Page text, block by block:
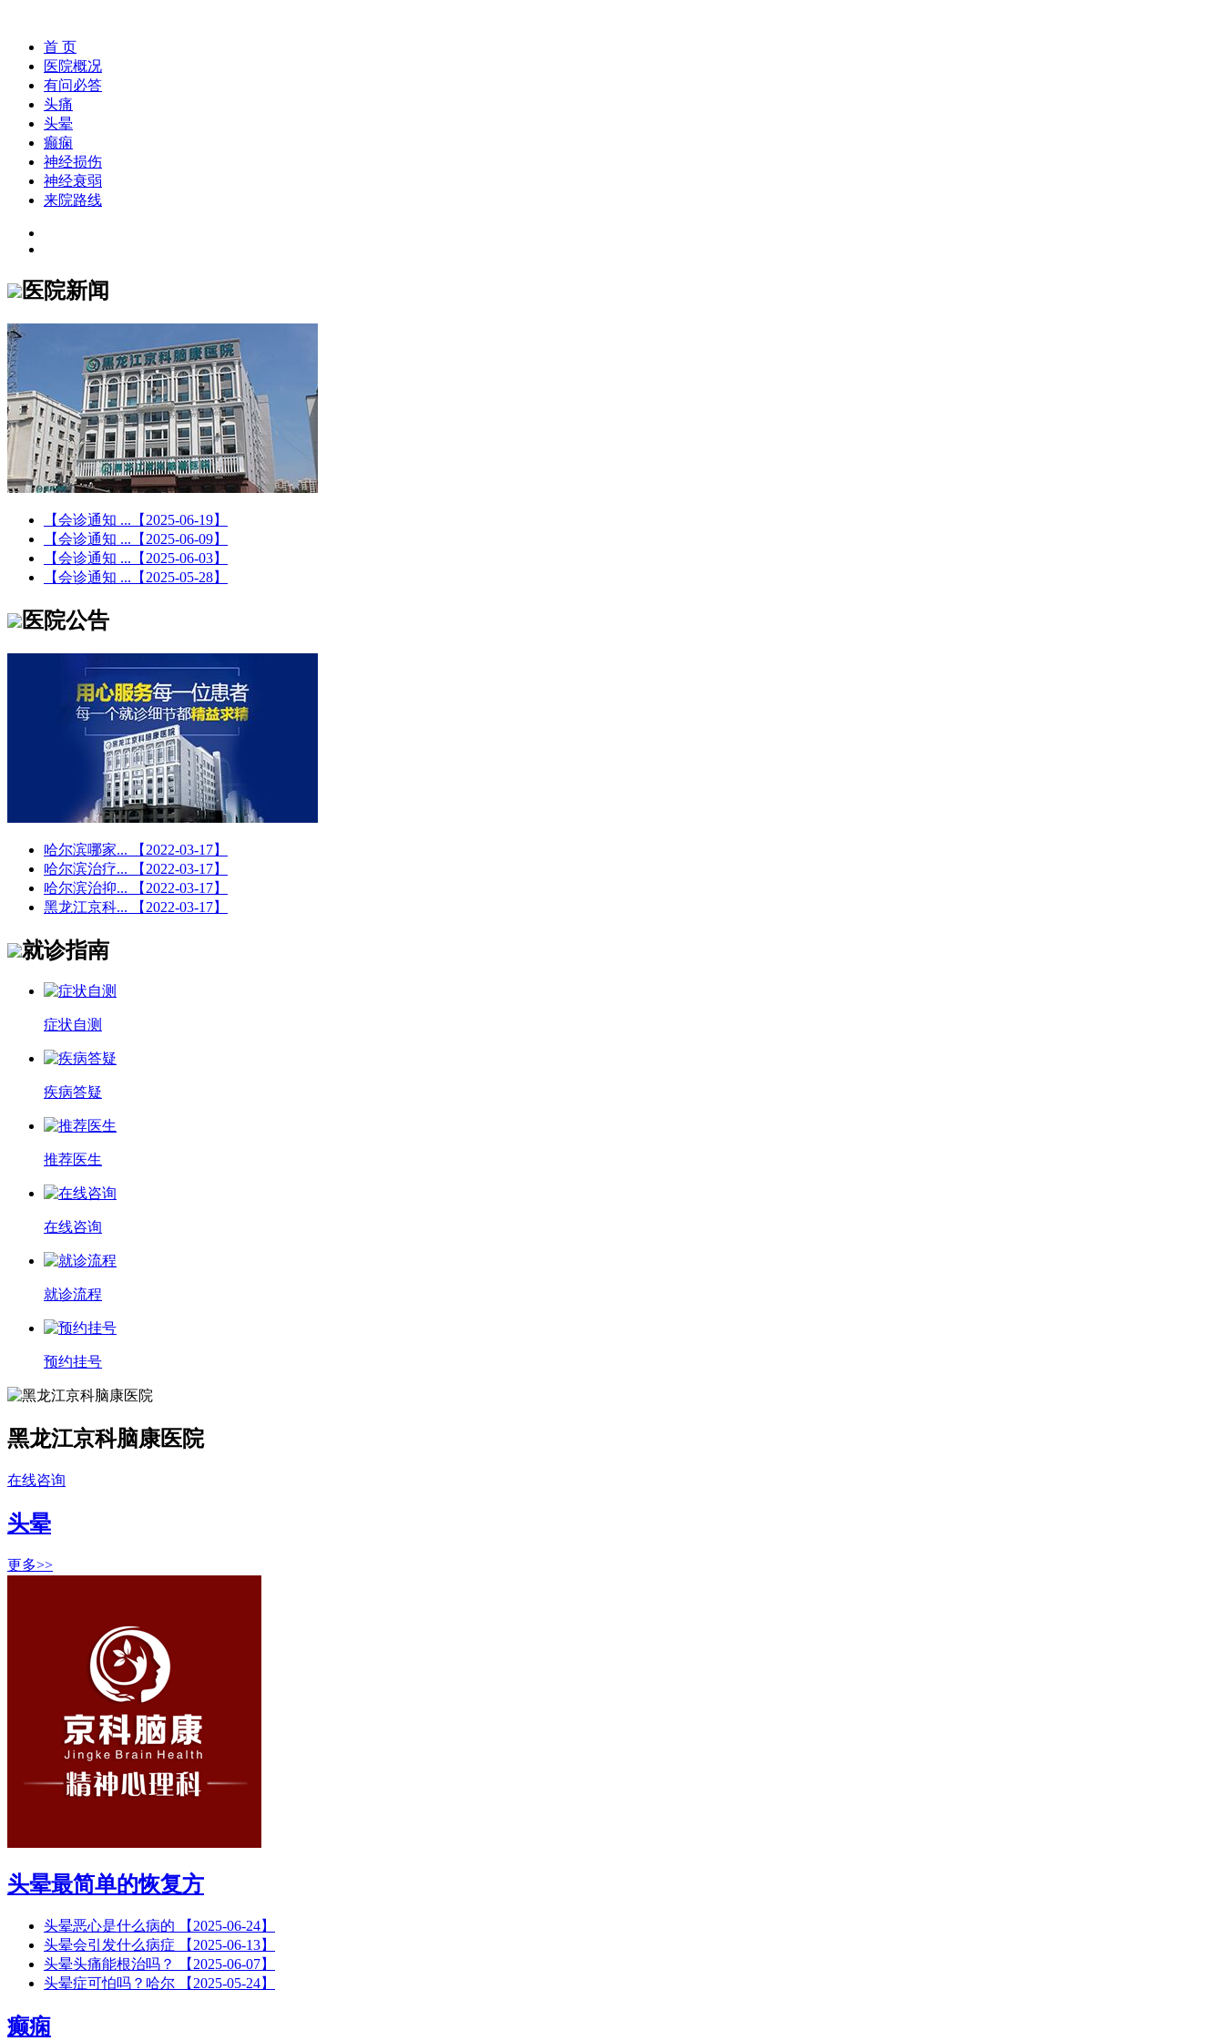
首 页
医院概况
有问必答
头痛
头晕
癫痫
神经损伤
神经衰弱
来院路线
医院新闻
【会诊通知 ... 【2025-06-19】
【会诊通知 ... 【2025-06-09】
【会诊通知 ... 【2025-06-03】
【会诊通知 ... 【2025-05-28】
医院公告
哈尔滨哪家...
【2022-03-17】
哈尔滨治疗...
【2022-03-17】
哈尔滨治抑...
【2022-03-17】
黑龙江京科...
【2022-03-17】
就诊指南
症状自测
疾病答疑
推荐医生
在线咨询
就诊流程
预约挂号
黑龙江京科脑康医院
在线咨询
头晕
更多>>
头晕最简单的恢复方
头晕恶心是什么病的
【2025-06-24】
头晕会引发什么病症
【2025-06-13】
头晕头痛能根治吗？
【2025-06-07】
头晕症可怕吗？哈尔
【2025-05-24】
癫痫